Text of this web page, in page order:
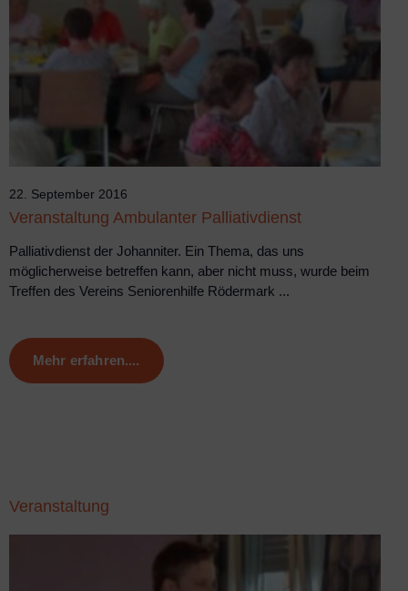
22. September 2016
Veranstaltung Ambulanter Palliativdienst
Palliativdienst der Johanniter. Ein Thema, das uns
möglicherweise betreffen kann, aber nicht muss, wurde beim
Treffen des Vereins Seniorenhilfe Rödermark ...
Mehr erfahren....
Veranstaltung